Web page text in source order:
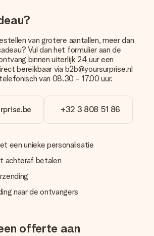
betalen?
betaalmethodes aan: iDeal, Paypal,
overboeking. Hou bij handmatige
met 3 dagen extra levertijd van je
toch niet helemaal naar mijn zin is?
je graag bij het vinden van een
de bestelling meegestuurd?
bevestiging van de verzending en je kunt
van grotere aantallen, meer dan
Vul dan het formulier aan de
binnen uiterlijk 24 uur een
bereikbaar via b2b@yoursurprise.nl
van 08.30 - 17.00 uur.
+32 3 808 51 86
een unieke personalisatie
achteraf betalen
naar de ontvangers
offerte aan